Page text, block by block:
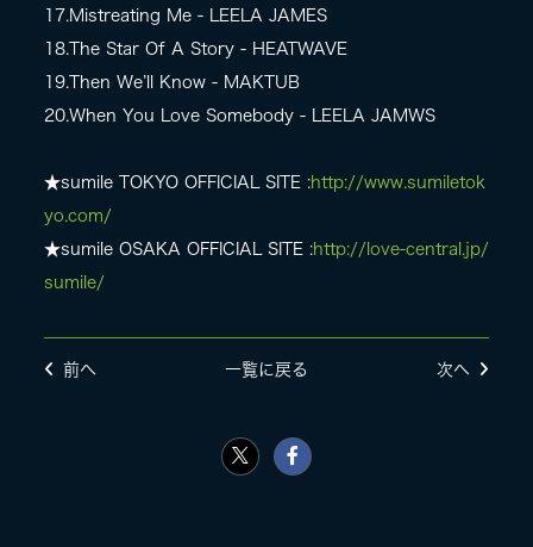
17.Mistreating Me - LEELA JAMES
18.The Star Of A Story - HEATWAVE
19.Then We’ll Know - MAKTUB
20.When You Love Somebody - LEELA JAMWS
★sumile TOKYO OFFICIAL SITE :http://www.sumiletok
yo.com/
★sumile OSAKA OFFICIAL SITE :http://love-central.jp/
sumile/
前へ 一覧に戻る 次へ